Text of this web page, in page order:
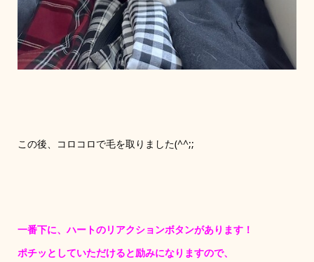
この後、コロコロで毛を取りました(^^;;
一番下に、ハートのリアクションボタンがあります！
ポチッとしていただけると励みになりますので、